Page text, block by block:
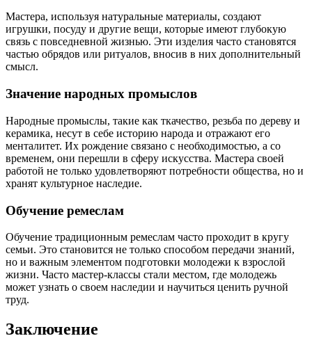
Мастера, используя натуральные материалы, создают
игрушки, посуду и другие вещи, которые имеют глубокую
связь с повседневной жизнью. Эти изделия часто становятся
частью обрядов или ритуалов, вносив в них дополнительный
смысл.
Значение народных промыслов
Народные промыслы, такие как ткачество, резьба по дереву и
керамика, несут в себе историю народа и отражают его
менталитет. Их рождение связано с необходимостью, а со
временем, они перешли в сферу искусства. Мастера своей
работой не только удовлетворяют потребности общества, но и
хранят культурное наследие.
Обучение ремеслам
Обучение традиционным ремеслам часто проходит в кругу
семьи. Это становится не только способом передачи знаний,
но и важным элементом подготовки молодежи к взрослой
жизни. Часто мастер-классы стали местом, где молодежь
может узнать о своем наследии и научиться ценить ручной
труд.
Заключение